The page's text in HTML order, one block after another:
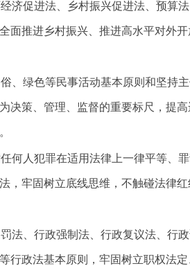
济促进法、乡村振兴促进法、预算
推进乡村振兴、推进高水平对外
、绿色等民事活动基本原则和坚持
策、管理、监督的重要标尺，提
何人犯罪在适用法律上一律平等、
，牢固树立底线思维，不触碰法律
法、行政强制法、行政复议法、行
行政法基本原则，牢固树立职权法